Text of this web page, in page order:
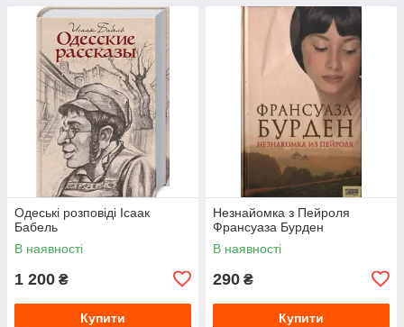
Одеські розповіді Ісаак
Бабель
В наявності
1 200 ₴
Купити
Незнайомка з Пейроля
Франсуаза Бурден
В наявності
290 ₴
Купити